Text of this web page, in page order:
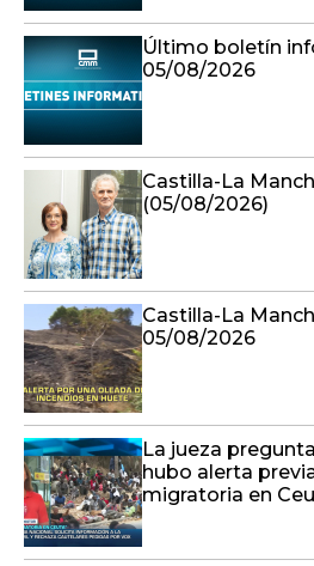
Último boletín
05/08/2026
Castilla-La
(05/08/2026)
Castilla-La
05/08/2026
La jueza
hubo alerta
migratoria en